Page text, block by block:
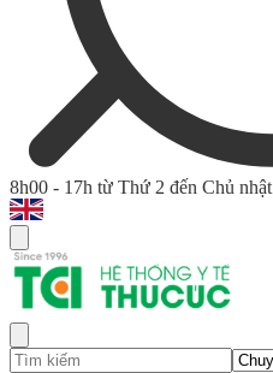
8h00 - 17h từ Thứ 2 đến Chủ nhật